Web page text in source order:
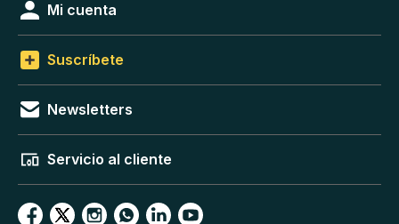
Mi cuenta
Suscríbete
Newsletters
Servicio al cliente